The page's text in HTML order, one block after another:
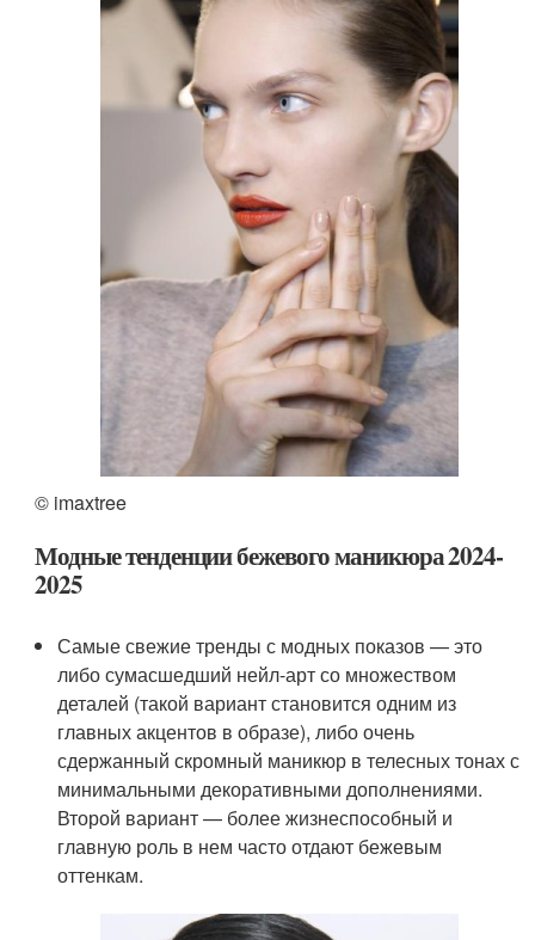
© imaxtree
Модные тенденции бежевого маникюра 2024-
2025
Самые свежие тренды с модных показов — это
либо сумасшедший нейл-арт со множеством
деталей (такой вариант становится одним из
главных акцентов в образе), либо очень
сдержанный скромный маникюр в телесных тонах с
минимальными декоративными дополнениями.
Второй вариант — более жизнеспособный и
главную роль в нем часто отдают бежевым
оттенкам.